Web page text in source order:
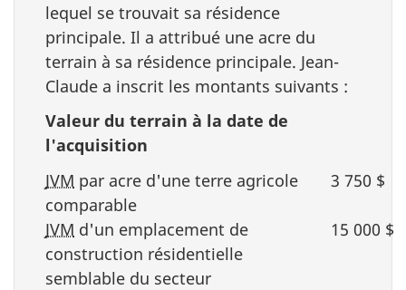
lequel se trouvait sa résidence
principale. Il a attribué une acre du
terrain à sa résidence principale. Jean-
Claude a inscrit les montants suivants :
Valeur du terrain à la date de
l'acquisition
JVM par acre d'une terre agricole
comparable
3 750 $
JVM d'un emplacement de
construction résidentielle
semblable du secteur
15 000 $